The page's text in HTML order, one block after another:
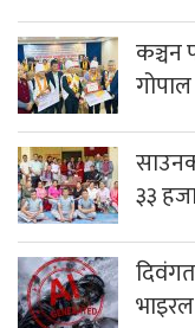
कञ्चन
३३
भाइरल